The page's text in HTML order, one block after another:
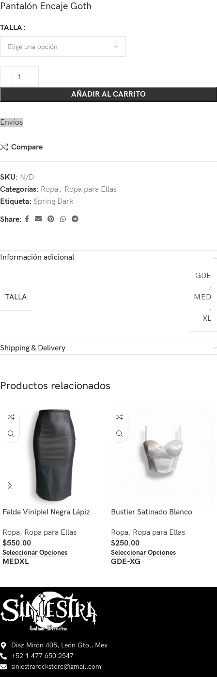
Pantalón Encaje Goth
TALLA
AÑADIR AL CARRITO
Envíos
Compare
SKU: N/D
Categorías: Ropa , Ropa para Ellas
Etiqueta: Spring Dark
Share:
Información adicional
TALLA
GDE
,
MED
,
XL
Shipping & Delivery
Productos relacionados
Falda Vinipiel Negra Lápiz
Ropa, Ropa para Ellas
$550.00
Seleccionar Opciones
MEDXL
Bustier Satinado Blanco
Ropa, Ropa para Ellas
$250.00
Seleccionar Opciones
GDE-XG
Diaz Mirón 408, León Gto., Mex
+52 1 477 650 2547
siniestrarockstore@gmail.com